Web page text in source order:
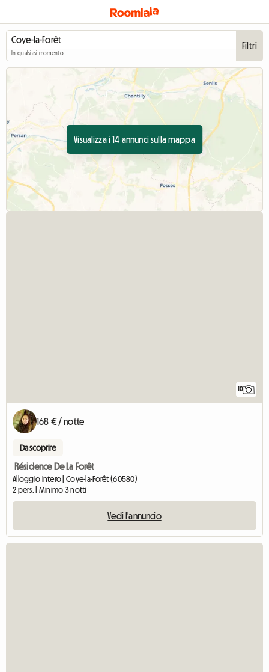
In qualsiasi momento
Filtri
Visualizza i 14 annunci sulla mappa
10
168 € / notte
Da scoprire
Résidence De La Forêt
Alloggio intero | Coye-la-Forêt (60580)
2 pers. | Minimo 3 notti
Vedi l'annuncio